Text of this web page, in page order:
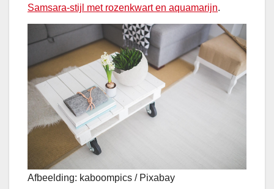
Samsara-stijl met rozenkwart en aquamarijn.
Afbeelding: kaboompics / Pixabay